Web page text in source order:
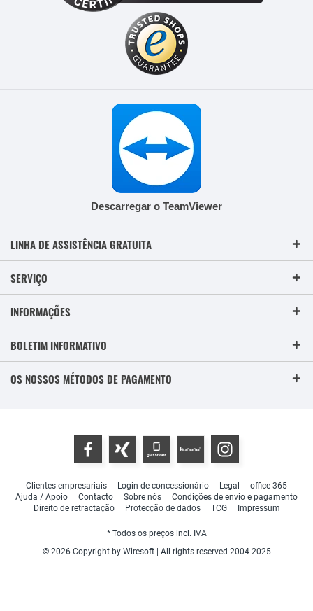
Descarregar o TeamViewer
LINHA DE ASSISTÊNCIA GRATUITA
SERVIÇO
INFORMAÇÕES
BOLETIM INFORMATIVO
OS NOSSOS MÉTODOS DE PAGAMENTO
Clientes empresariais Login de concessionário Legal
office-365
Ajuda / Apoio
Contacto Sobre nós
Condições de envio e pagamento
Direito de retractação
Protecção de dados TCG Impressum
* Todos os preços incl. IVA
© 2026 Copyright by Wiresoft | All rights reserved 2004-2025